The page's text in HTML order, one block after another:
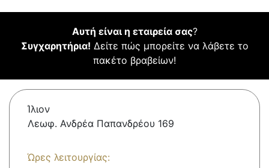
Αυτή είναι η εταιρεία σας?
Συγχαρητήρια! Δείτε πώς μπορείτε να λάβετε το
πακέτο βραβείων!
Ίλιον
Λεωφ. Ανδρέα Παπανδρέου 169
Ώρες λειτουργίας: